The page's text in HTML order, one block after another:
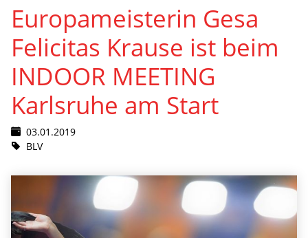
Europameisterin Gesa
Felicitas Krause ist beim
INDOOR MEETING
Karlsruhe am Start
03.01.2019
BLV